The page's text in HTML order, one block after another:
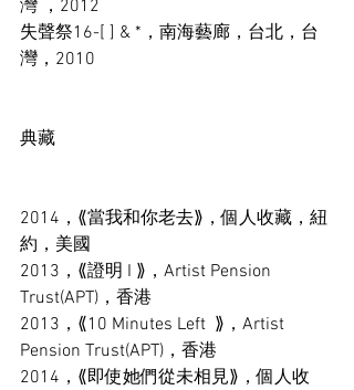
灣 ，2012
失聲祭16-[ ] & *，南海藝廊，台北，台
灣，2010
典藏
2014，⟪當我和你老去⟫，個人收藏，紐
約，美國
2013，⟪證明 I ⟫，Artist Pension
Trust(APT)，香港
2013，⟪10 Minutes Left  ⟫，Artist
Pension Trust(APT)，香港
2014，⟪即使她們從未相見⟫，個人收